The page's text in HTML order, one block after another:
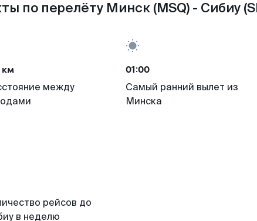
по перелёту Минск (MSQ) - Сибиу
км
между
01:00
Самый ранний вылет из
Минска
рейсов до
в неделю